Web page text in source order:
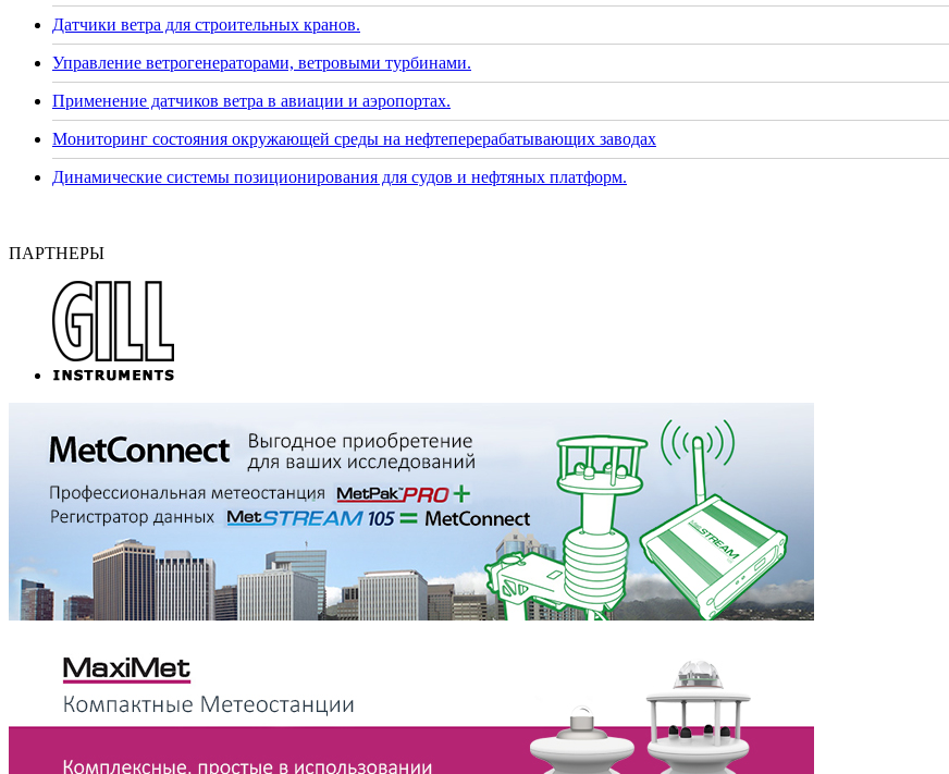
Датчики ветра для строительных кранов.
Управление ветрогенераторами, ветровыми турбинами.
Применение датчиков ветра в авиации и аэропортах.
Мониторинг состояния окружающей среды на нефтеперерабатывающих заводах
Динамические системы позиционирования для судов и нефтяных платформ.
ПАРТНЕРЫ